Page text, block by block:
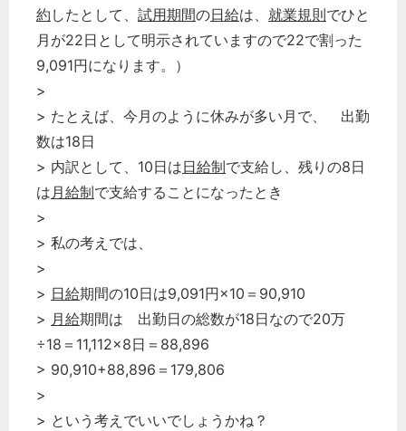
約 したとして、 試用期間の日給は、 就業規則でひと
月が22日として明示されていますので22で割った
9,091円になります。）
>
> たとえば、今月のように休みが多い月で、 出勤
数は18日
> 内訳として、10日は日給制で支給し、残りの8日
は月給制で支給することになったとき
>
> 私の考えでは、
>
> 日給期間の10日は9,091円×10＝90,910
> 月給期間は 出勤日の総数が18日なので20万
÷18＝11,112×8日＝88,896
> 90,910+88,896＝179,806
>
> という考えでいいでしょうかね？
税務経理
企業法務
経営の知恵
次へ